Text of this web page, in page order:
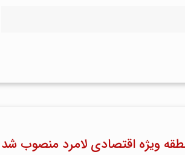
ویژه اقتصادی لامرد منصوب شد